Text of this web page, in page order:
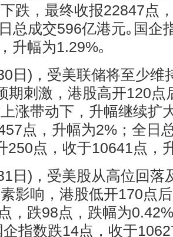
跌，最终收报22847点
总成交596亿港元｡国企
升幅为1.29%｡
日)，受美联储将至少维
期刺激，港股高开120点
涨带动下，升幅继续扩
点，升幅为2%；全日
250点，收于10641点，
日)，受美股从高位回落
影响，港股低开170点
，跌98点，跌幅为
指数跌14点，收于